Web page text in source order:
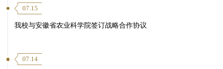
07.15
我校与安徽省农业科学院签订战略合作协议
07.14